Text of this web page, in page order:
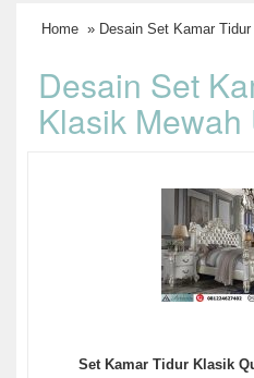
Home » Desain Set Kamar
Desain Set
Klasik Mewah
Set Kamar Tidur Klasik